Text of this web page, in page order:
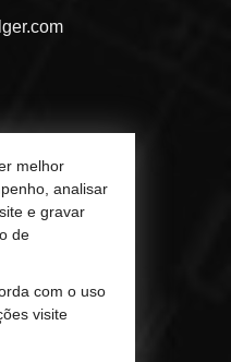
Personalizada
melhor
analisar
e gravar
de
com o uso
visite